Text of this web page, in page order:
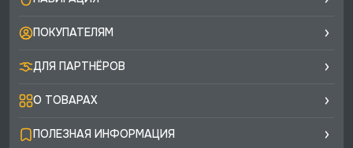
ПОКУПАТЕЛЯМ
ДЛЯ ПАРТНЁРОВ
О ТОВАРАХ
ПОЛЕЗНАЯ ИНФОРМАЦИЯ